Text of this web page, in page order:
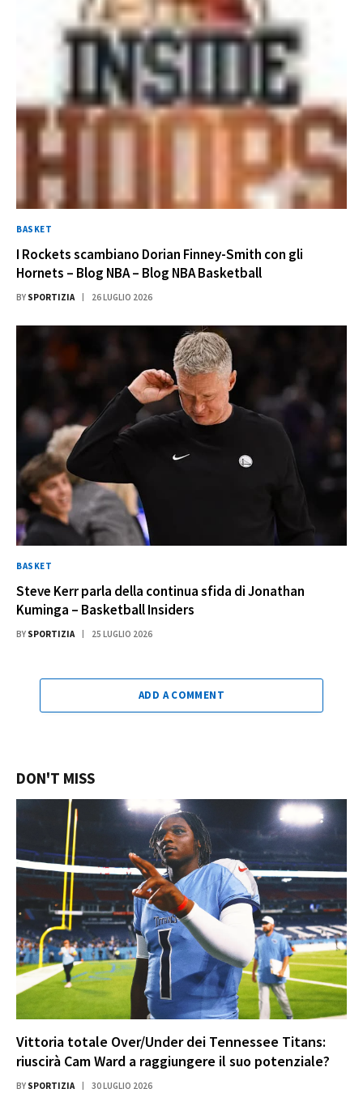
BASKET
I Rockets scambiano Dorian Finney-Smith con gli
Hornets – Blog NBA – Blog NBA Basketball
BY SPORTIZIA 26 LUGLIO 2026
BASKET
Steve Kerr parla della continua sfida di Jonathan
Kuminga – Basketball Insiders
BY SPORTIZIA 25 LUGLIO 2026
ADD A COMMENT
DON'T MISS
Vittoria totale Over/Under dei Tennessee Titans:
riuscirà Cam Ward a raggiungere il suo potenziale?
BY SPORTIZIA 30 LUGLIO 2026